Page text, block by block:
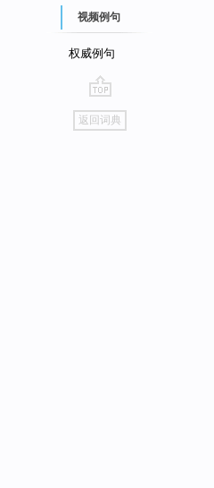
视频例句
权威例句
go
top
返回词典